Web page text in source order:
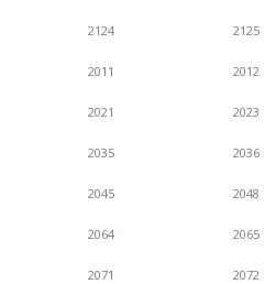
2124 2125
2011 2012
2021 2023
2035 2036
2045 2048
2064 2065
2071 2072